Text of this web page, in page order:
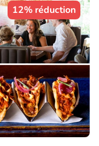
12% réduction